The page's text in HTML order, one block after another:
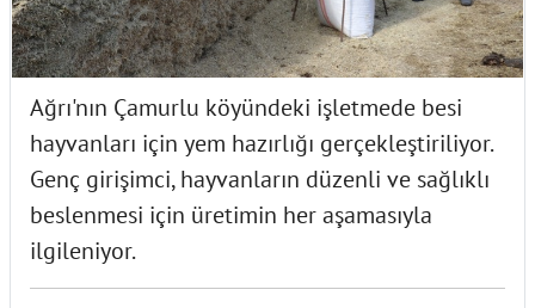
Ağrı'nın Çamurlu köyündeki işletmede besi
hayvanları için yem hazırlığı gerçekleştiriliyor.
Genç girişimci, hayvanların düzenli ve sağlıklı
beslenmesi için üretimin her aşamasıyla
ilgileniyor.